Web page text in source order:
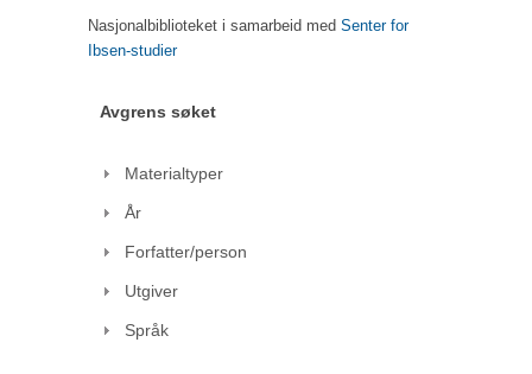
Nasjonalbiblioteket i samarbeid med Senter for
Ibsen-studier
Avgrens søket
Materialtyper
År
Forfatter/person
Utgiver
Språk